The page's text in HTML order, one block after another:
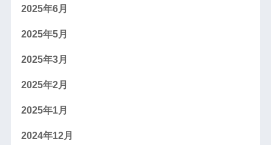
2025年6月
2025年5月
2025年3月
2025年2月
2025年1月
2024年12月